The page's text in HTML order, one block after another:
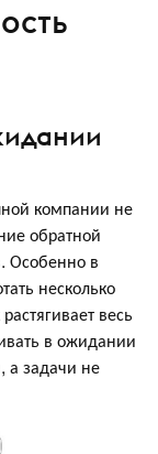
компании не
обратной
Особенно в
несколько
весь
в ожидании
а задачи не